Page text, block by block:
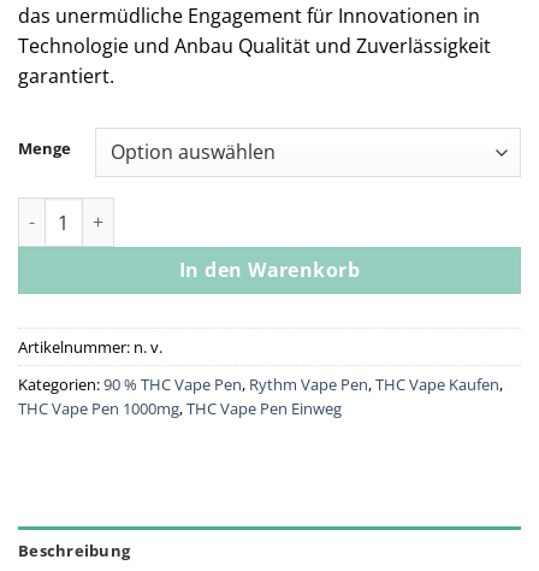
das unermüdliche Engagement für Innovationen in
Technologie und Anbau Qualität und Zuverlässigkeit
garantiert.
Menge
RYTHM Disposable Vape Pen Sunset Sherbet [1000mg] Menge
In den Warenkorb
Artikelnummer: n. v.
Kategorien:90 % THC Vape Pen, Rythm Vape Pen,THC Vape Kaufen,
THC Vape Pen 1000mg,THC Vape Pen Einweg
Beschreibung